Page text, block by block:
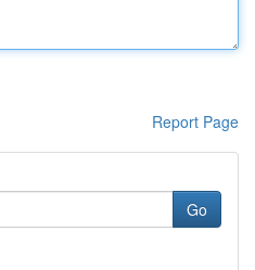
Report Page
Go